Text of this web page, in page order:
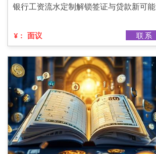
银行工资流水定制解锁签证与贷款新可能
¥： 面议 联系